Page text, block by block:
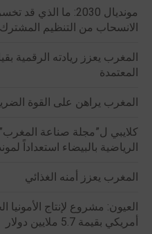
مونديال 2030: ما
الانسحاب من التنظيم
المغرب يعزز ريادته الرقمية
المعتمدة
المغرب يراهن على القوة
كلايبي ل”مجلة صناعة
الرياضية بالبيضاء استعداداً
المغرب يعزز أمنه الغذائي
العيون: مشروع لإنتاج
أمريكي بقيمة 5.7 ملايين دولار